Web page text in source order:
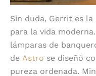
Sin duda, Gerrit es
para la vida
lámparas de
de Astro se diseñó
pureza ordenada.